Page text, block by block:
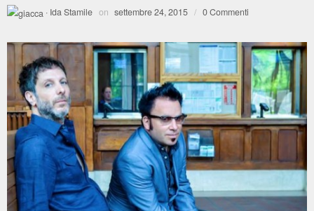
· Ida Stamile on settembre 24, 2015 / 0 Commenti